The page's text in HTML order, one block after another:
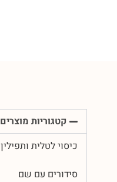
קטגוריות מוצרים
כיסוי לטלית ותפילין
סידורים עם שם